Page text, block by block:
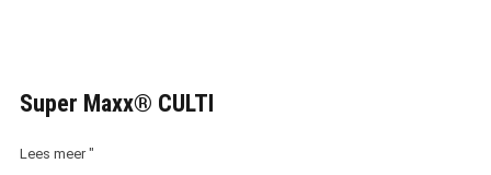
Super Maxx® CULTI
Lees meer "